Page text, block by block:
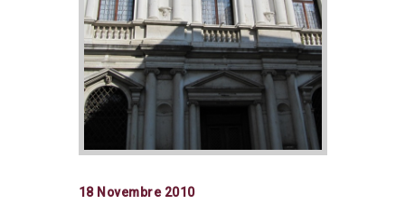
18 Novembre 2010